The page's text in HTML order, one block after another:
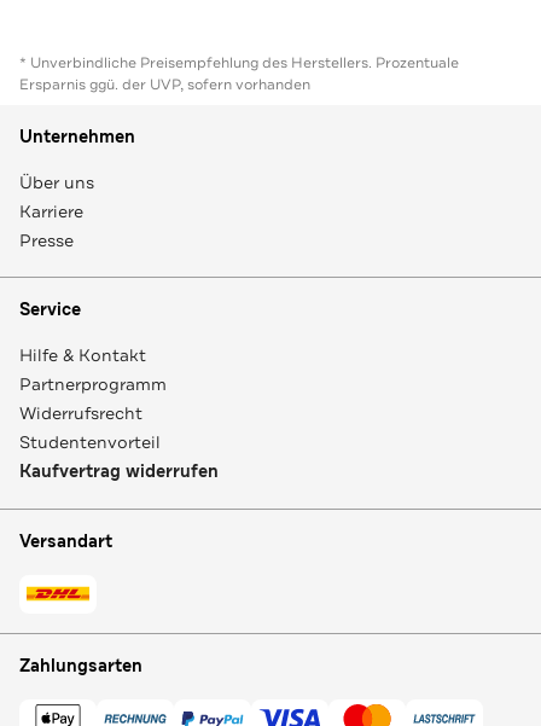
* Unverbindliche Preisempfehlung des Herstellers. Prozentuale
Ersparnis ggü. der UVP, sofern vorhanden
Unternehmen
Über uns
Karriere
Presse
Service
Hilfe & Kontakt
Partnerprogramm
Widerrufsrecht
Studentenvorteil
Kaufvertrag widerrufen
Versandart
Zahlungsarten